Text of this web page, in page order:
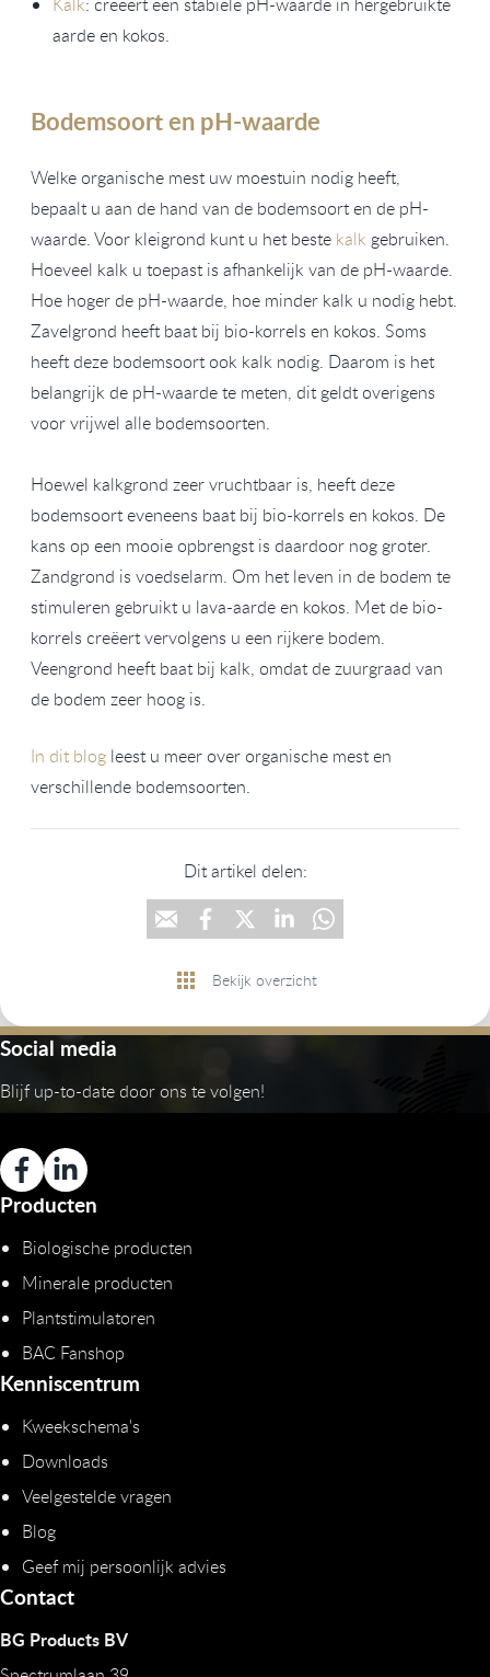
aarde en kokos.
Bodemsoort en pH-waarde
Welke organische mest uw moestuin nodig heeft,
bepaalt u aan de hand van de bodemsoort en de pH-
waarde. Voor kleigrond kunt u het beste kalk gebruiken.
Hoeveel kalk u toepast is afhankelijk van de pH-waarde.
Hoe hoger de pH-waarde, hoe minder kalk u nodig hebt.
Zavelgrond heeft baat bij bio-korrels en kokos. Soms
heeft deze bodemsoort ook kalk nodig. Daarom is het
belangrijk de pH-waarde te meten, dit geldt overigens
voor vrijwel alle bodemsoorten.
Hoewel kalkgrond zeer vruchtbaar is, heeft deze
bodemsoort eveneens baat bij bio-korrels en kokos. De
kans op een mooie opbrengst is daardoor nog groter.
Zandgrond is voedselarm. Om het leven in de bodem te
stimuleren gebruikt u lava-aarde en kokos. Met de bio-
korrels creëert vervolgens u een rijkere bodem.
Veengrond heeft baat bij kalk, omdat de zuurgraad van
de bodem zeer hoog is.
In dit blog leest u meer over organische mest en
verschillende bodemsoorten.
Dit artikel delen:
Bekijk overzicht
Social media
Blijf up-to-date door ons te volgen!
Producten
Biologische producten
Minerale producten
Plantstimulatoren
BAC Fanshop
Kenniscentrum
Kweekschema's
Downloads
Veelgestelde vragen
Blog
Geef mij persoonlijk advies
Contact
BG Products BV